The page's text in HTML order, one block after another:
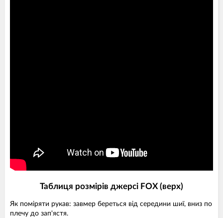
Таблиця розмірів джерсі FOX (верх)
Як поміряти рукав: завмер береться від середини шиї, вниз по
плечу до зап'ястя.